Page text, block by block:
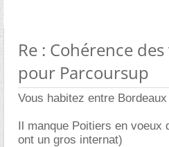
Re : Cohérence
pour Parcoursup
Vous habitez entre
Il manque Poitiers en voeux
ont un gros internat)